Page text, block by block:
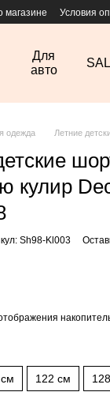
магазине Условия
Для
авто
одежда Летние
кулир
Sh98-Kl003
122 см